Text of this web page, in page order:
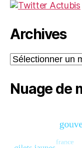
Archives
Archives
Nuage de